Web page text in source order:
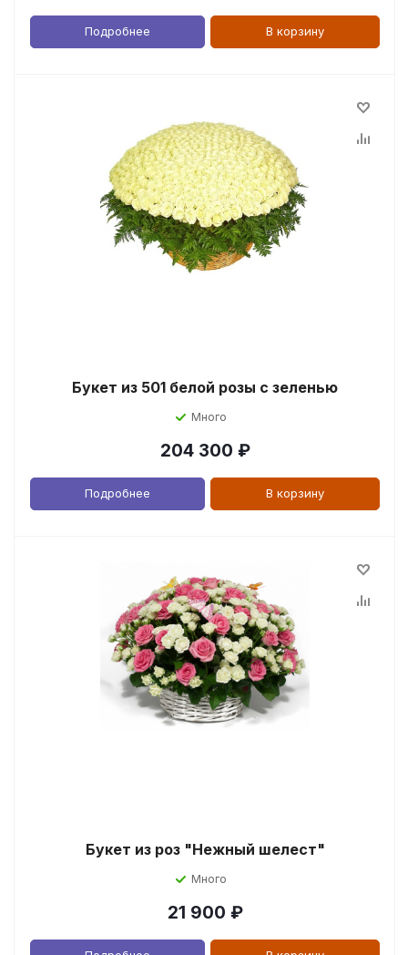
Подробнее В корзину
Букет из 501 белой розы с зеленью
Много
204 300 ₽
Подробнее В корзину
Букет из роз "Нежный шелест"
Много
21 900 ₽